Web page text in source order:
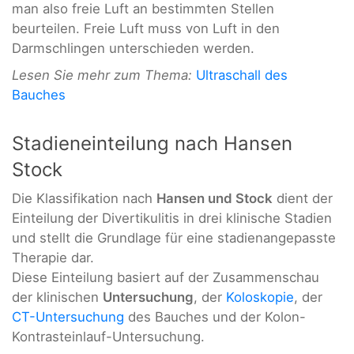
man also freie Luft an bestimmten Stellen
beurteilen. Freie Luft muss von Luft in den
Darmschlingen unterschieden werden.
Lesen Sie mehr zum Thema: Ultraschall des
Bauches
Stadieneinteilung nach Hansen
Stock
Die Klassifikation nach Hansen und Stock dient der
Einteilung der Divertikulitis in drei klinische Stadien
und stellt die Grundlage für eine stadienangepasste
Therapie dar.
Diese Einteilung basiert auf der Zusammenschau
der klinischen Untersuchung, der Koloskopie, der
CT-Untersuchung des Bauches und der Kolon-
Kontrasteinlauf-Untersuchung.